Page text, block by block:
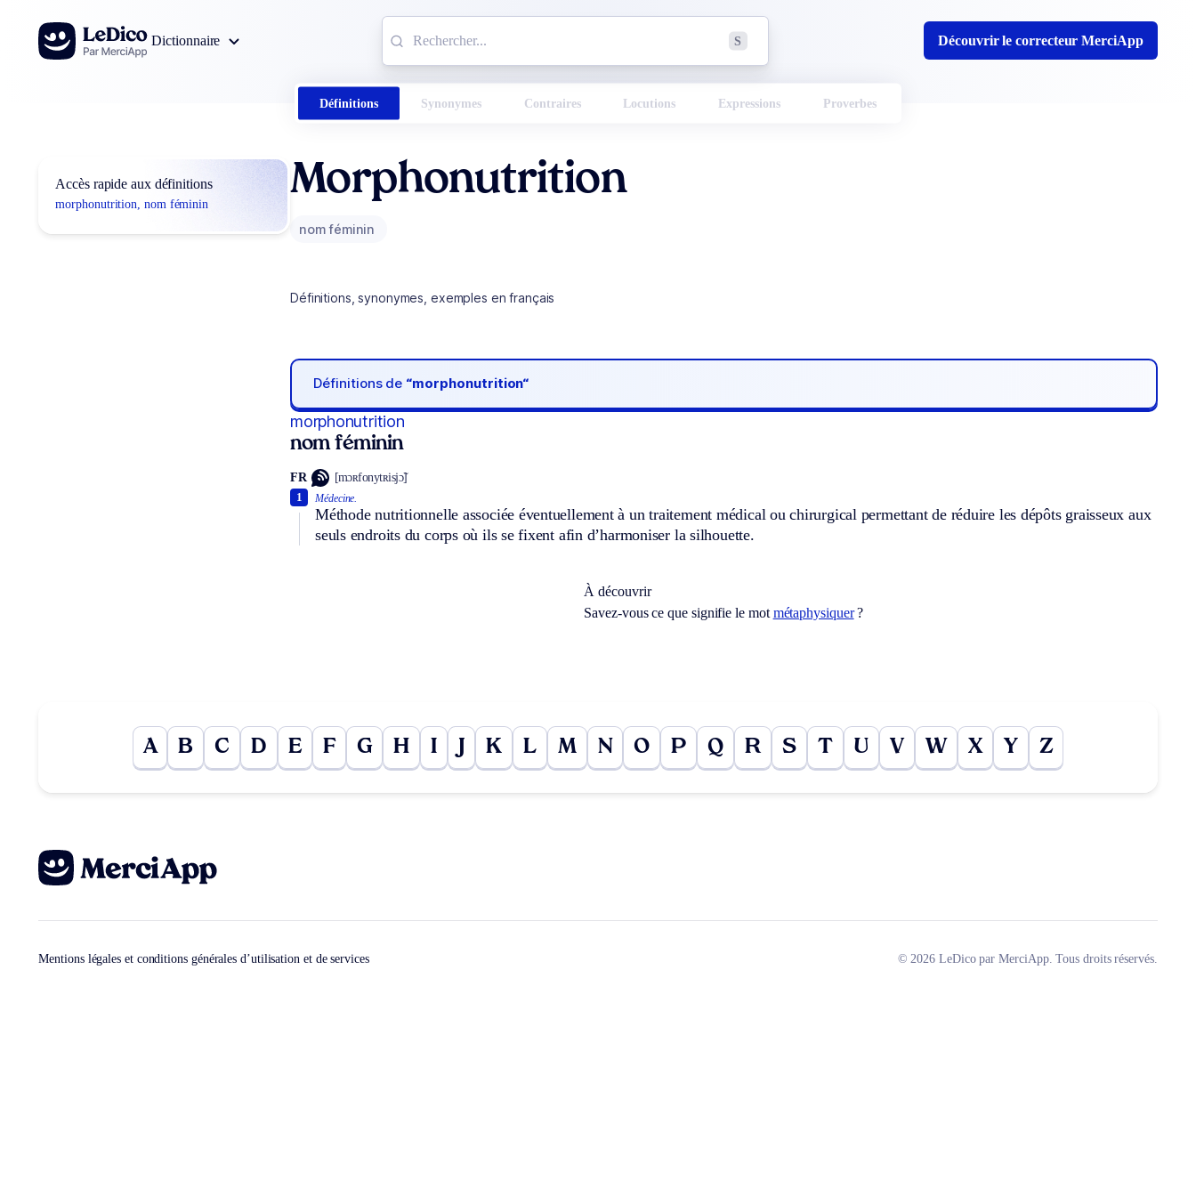
Aller au contenu
Dictionnaire
S Découvrir le correcteur MerciApp
Définitions Synonymes Contraires Locutions Expressions Proverbes
Accès rapide aux définitions
morphonutrition, nom féminin
Morphonutrition
nom féminin
Définitions, synonymes, exemples en français
Définitions de “morphonutrition“
morphonutrition
nom féminin
FR [mɔʀfonytʀisjɔ̃]
Médecine.
Méthode nutritionnelle associée éventuellement à un traitement médical ou chirurgical permettant de réduire les dépôts graisseux aux
seuls endroits du corps où ils se fixent afin d’harmoniser la silhouette.
1
À découvrir
Savez-vous ce que signifie le mot métaphysiquer?
A B C D E F G H I K L M N O P Q R S T U V W X Y Z
Mentions légales et conditions générales d’utilisation et de services © 2026 LeDico par MerciApp. Tous droits réservés.